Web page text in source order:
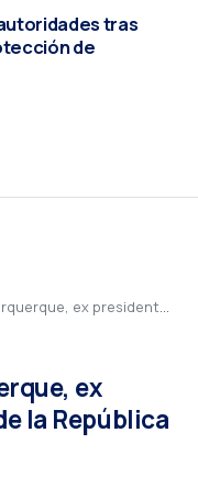
tras
de
del Senado de la República Dominicana
ex
la República